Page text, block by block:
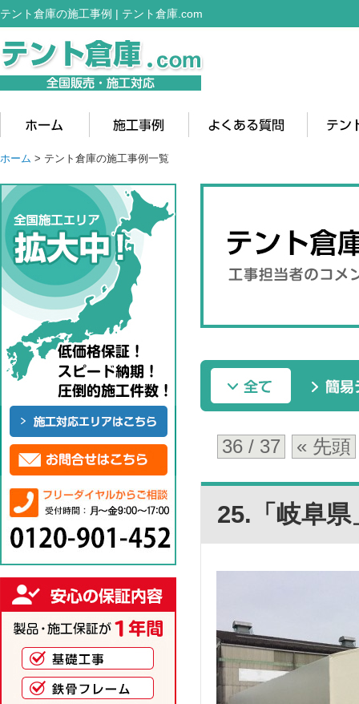
テント倉庫の施工事例 | テント倉庫.com
ホーム > テント倉庫の施工事例一覧
36 / 37 « 先頭
25.「岐阜